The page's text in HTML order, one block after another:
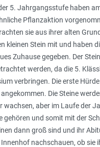
5. Jahrgangsstufe haben
Pflanzaktion
sie aus ihrer alten
kleinen Stein mit und haben
Zuhause gegeben. Der
werden, da die 5.
verbringen. Die erste
angekommen. Die Steine
wachsen, aber im Laufe der
gehören und somit mit der
dann groß sind und ihr
nachschauen, ob sie